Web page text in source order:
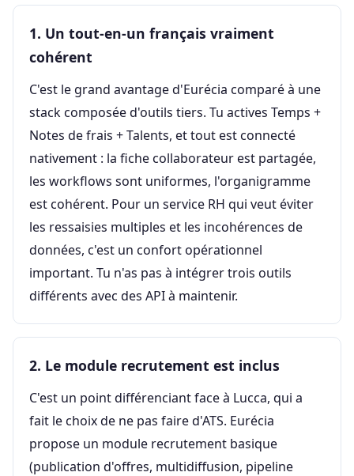
1. Un tout-en-un français vraiment
cohérent
C'est le grand avantage d'Eurécia comparé à une
stack composée d'outils tiers. Tu actives Temps +
Notes de frais + Talents, et tout est connecté
nativement : la fiche collaborateur est partagée,
les workflows sont uniformes, l'organigramme
est cohérent. Pour un service RH qui veut éviter
les ressaisies multiples et les incohérences de
données, c'est un confort opérationnel
important. Tu n'as pas à intégrer trois outils
différents avec des API à maintenir.
2. Le module recrutement est inclus
C'est un point différenciant face à Lucca, qui a
fait le choix de ne pas faire d'ATS. Eurécia
propose un module recrutement basique
(publication d'offres, multidiffusion, pipeline